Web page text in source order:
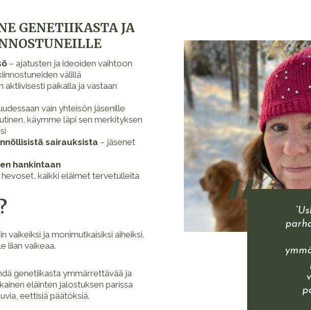
GENETIIKASTA JA
– ajatusten ja ideoiden vaihtoon
välillä
aktiivisesti paikalla ja vastaan
vain yhteisön jäsenille
käymme läpi sen merkityksen
sairauksista – jäsenet
hankintaan
hevoset, kaikki eläimet tervetulleita
vaikeiksi ja monimutkaisiksi aiheiksi.
liian vaikeaa.
genetiikasta ymmärrettävää ja
eläinten jalostuksen parissa
eettisiä päätöksiä.
“